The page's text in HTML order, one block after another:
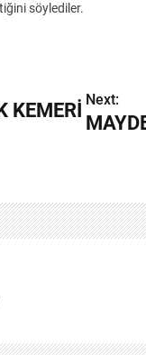
söylediler.
KEMERİ
Next: